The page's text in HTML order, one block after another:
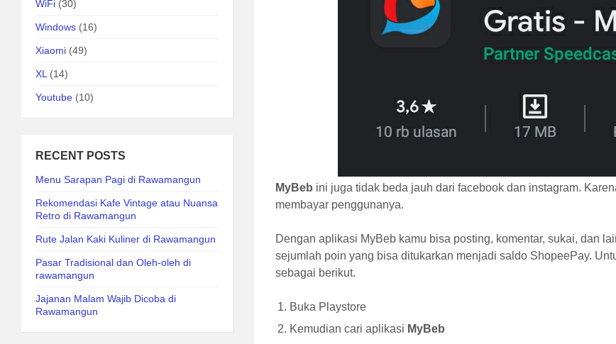
MyBeb ini juga tidak beda jauh dari facebook dan instagram.
membayar penggunanya.
Dengan aplikasi MyBeb kamu bisa posting, komentar, sukai, dan
sejumlah poin yang bisa ditukarkan menjadi saldo ShopeePay.
sebagai berikut.
Buka Playstore
Kemudian cari aplikasi MyBeb
WiFi (30)
Windows (16)
Xiaomi (49)
XL (14)
Youtube (10)
RECENT POSTS
Menu Sarapan Pagi di Rawamangun
Rekomendasi Kafe Vintage atau Nuansa
Retro di Rawamangun
Rute Jalan Kaki Kuliner di Rawamangun
Pasar Tradisional dan Oleh-oleh di
rawamangun
Jajanan Malam Wajib Dicoba di
Rawamangun